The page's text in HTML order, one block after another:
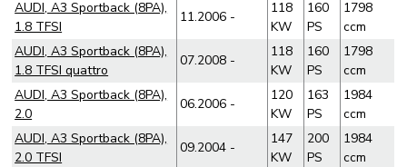
AUDI, A3 Sportback (8PA),
1.8 TFSI
11.2006 -
118
KW
160
PS
1798
ccm
AUDI, A3 Sportback (8PA),
1.8 TFSI quattro
07.2008 -
118
KW
160
PS
1798
ccm
AUDI, A3 Sportback (8PA),
2.0
06.2006 -
120
KW
163
PS
1984
ccm
AUDI, A3 Sportback (8PA),
2.0 TFSI
09.2004 -
147
KW
200
PS
1984
ccm